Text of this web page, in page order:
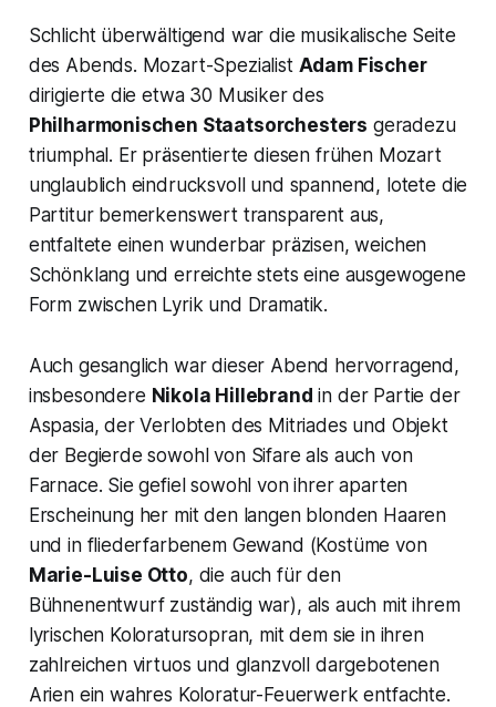
Schlicht überwältigend war die musikalische Seite
des Abends. Mozart-Spezialist Adam Fischer
dirigierte die etwa 30 Musiker des
Philharmonischen Staatsorchesters geradezu
triumphal. Er präsentierte diesen frühen Mozart
unglaublich eindrucksvoll und spannend, lotete die
Partitur bemerkenswert transparent aus,
entfaltete einen wunderbar präzisen, weichen
Schönklang und erreichte stets eine ausgewogene
Form zwischen Lyrik und Dramatik.
Auch gesanglich war dieser Abend hervorragend,
insbesondere Nikola Hillebrand in der Partie der
Aspasia, der Verlobten des Mitriades und Objekt
der Begierde sowohl von Sifare als auch von
Farnace. Sie gefiel sowohl von ihrer aparten
Erscheinung her mit den langen blonden Haaren
und in fliederfarbenem Gewand (Kostüme von
Marie-Luise Otto, die auch für den
Bühnenentwurf zuständig war), als auch mit ihrem
lyrischen Koloratursopran, mit dem sie in ihren
zahlreichen virtuos und glanzvoll dargebotenen
Arien ein wahres Koloratur-Feuerwerk entfachte.